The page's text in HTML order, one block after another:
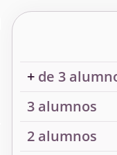
+de 3
3 alumnos
2 alumnos